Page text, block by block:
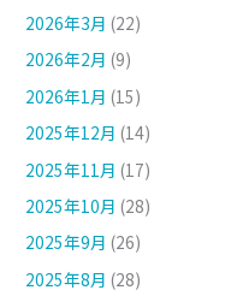
2026年3月 (22)
2026年2月 (9)
2026年1月 (15)
2025年12月 (14)
2025年11月 (17)
2025年10月 (28)
2025年9月 (26)
2025年8月 (28)